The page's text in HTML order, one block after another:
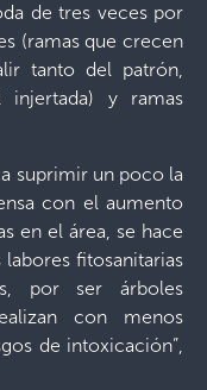
de tres veces por
(ramas que crecen
tanto del patrón,
y ramas
suprimir un poco la
con el aumento
en el área, se hace
fitosanitarias
por ser árboles
con menos
de intoxicación”,